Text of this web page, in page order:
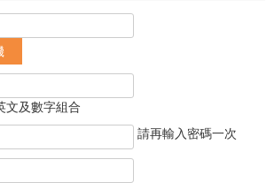
文及數字組合
請再輸入密碼一次